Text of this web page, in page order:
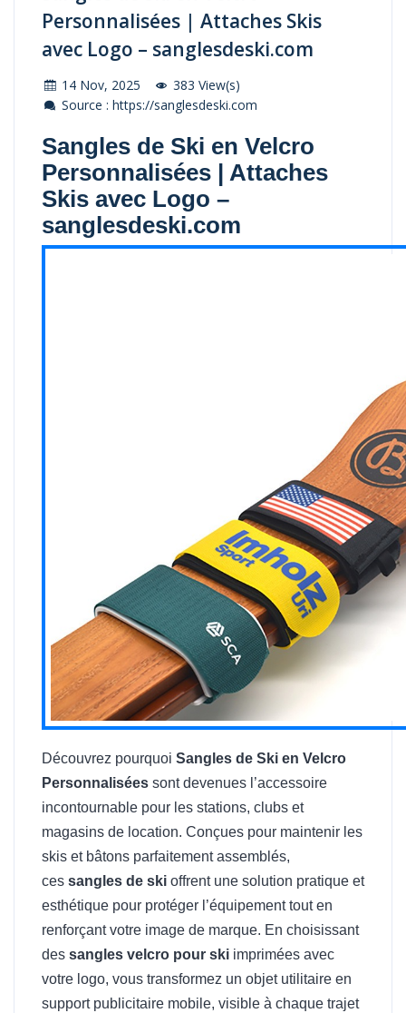
Personnalisées | Attaches Skis
avec Logo – sanglesdeski.com
14 Nov, 2025
383 View(s)
Source : https://sanglesdeski.com
Sangles de Ski en Velcro
Personnalisées | Attaches
Skis avec Logo –
sanglesdeski.com
Découvrez pourquoi Sangles de Ski en Velcro
Personnalisées sont devenues l’accessoire
incontournable pour les stations, clubs et
magasins de location. Conçues pour maintenir les
skis et bâtons parfaitement assemblés,
ces sangles de ski offrent une solution pratique et
esthétique pour protéger l’équipement tout en
renforçant votre image de marque. En choisissant
des sangles velcro pour ski imprimées avec
votre logo, vous transformez un objet utilitaire en
support publicitaire mobile, visible à chaque trajet